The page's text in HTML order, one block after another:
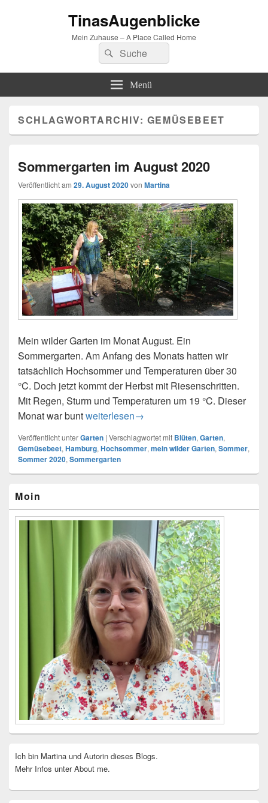
TinasAugenblicke
Mein Zuhause – A Place Called Home
Suchen
nach:
Suchen
Menü
SCHLAGWORTARCHIV: GEMÜSEBEET
Sommergarten im August 2020
Veröffentlicht am 29. August 2020von Martina
Mein wilder Garten im Monat August. Ein
Sommergarten. Am Anfang des Monats hatten wir
tatsächlich Hochsommer und Temperaturen über 30
°C. Doch jetzt kommt der Herbst mit Riesenschritten.
Mit Regen, Sturm und Temperaturen um 19 °C. Dieser
Monat war buntSommergarten im August 2020
weiterlesen→
Veröffentlicht unterGarten | Verschlagwortet mit Blüten, Garten,
Gemüsebeet, Hamburg, Hochsommer, mein wilder Garten, Sommer,
Sommer 2020, Sommergarten
Seitenleisten-
Widgetbereich
Moin
Ich bin Martina und Autorin dieses Blogs.
Mehr Infos unter About me.